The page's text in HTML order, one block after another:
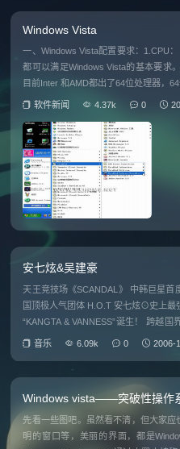
Windows Vista
一、Windows Vista配置要求：1.CPU
都可以满足Windows Vista的基本要求
目前Inter 和AMD都出了64位处理器，
软件新闻 4.37k 0
安七炫&吴建豪
天王竞技场《SCANDAL》 中韩巨星
国顶极人气团体 H.O.T 安七炫⊙史上最
“KANGTA & VANNESS”诞生！ 跨越
双天王组合诞生了！韩国巨星KANGT
音乐 6.09k 0 2006-
Windows vista——突破性操作
先看一些图吧。虽然看不清，但大家
明的窗口等，美丽的界面，都是